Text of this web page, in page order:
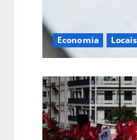
Economia Locais